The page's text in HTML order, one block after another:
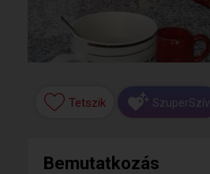
Tetszik SzuperSzív
Bemutatkozás